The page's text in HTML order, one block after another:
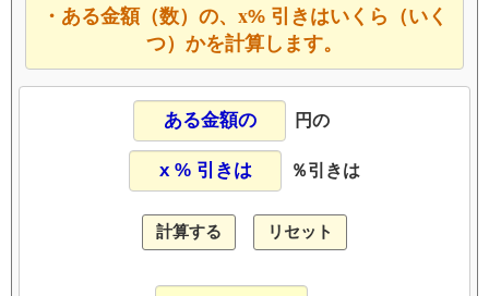
・ある金額（数）の、 x% 引きはいくら（いく
つ）かを計算します。
円の
％引きは